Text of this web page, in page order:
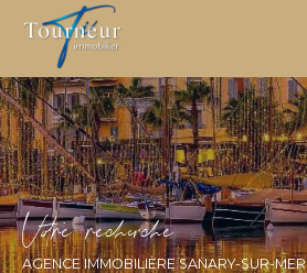
Vore recece
AGENCE IMMOBILIÈRE SANARY-SUR-MER